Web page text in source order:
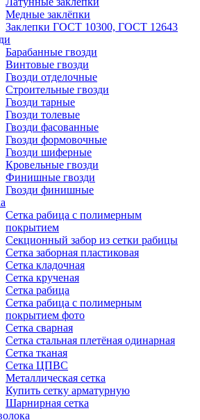
Медные заклёпки
Заклепки ГОСТ 10300, ГОСТ 12643
Барабанные гвозди
Винтовые гвозди
Гвозди отделочные
Строительные гвозди
Гвозди тарные
Гвозди толевые
Гвозди фасованные
Гвозди формовочные
Гвозди шиферные
Кровельные гвозди
Финишные гвозди
Гвозди финишные
Сетка рабица с полимерным
покрытием
Секционный забор из сетки рабицы
Сетка заборная пластиковая
Сетка кладочная
Сетка крученая
Сетка рабица
Сетка рабица с полимерным
покрытием фото
Сетка сварная
Сетка стальная плетёная одинарная
Сетка тканая
Сетка ЦПВС
Металлическая сетка
Купить сетку арматурную
Шарнирная сетка